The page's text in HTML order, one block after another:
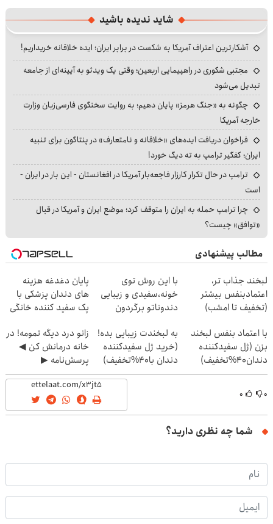
شاید ندیده باشید
آشکارترین اعتراف آمریکا به شکست در برابر ایران؛ ایده خلاقانه خریداریم!
مجتبی شکوری در راهپیمایی اربعین؛ وقتی یک ویدئو به آیینه‌ای از جامعه
تبدیل می‌شود
چگونه به «جنگ هرمز» پایان دهیم؛ به روایت سخنگوی فارسی‌زبان وزارت
خارجه آمریکا
فراخوان دریافت ایده‌های «خلاقانه و نامتعارف» در پنتاگون برای تنبیه
ایران؛ کفگیر ترامپ به ته دیگ خورد!
ترامپ در حال تکرار کارزار فاجعه‌بار آمریکا در افغانستان - این بار در ایران -
است
چرا ترامپ حمله به ایران را متوقف کرد؛ موضع ایران و آمریکا در قبال
«توافق» چیست؟
مطالب پیشنهادی
لبخند جذاب تر،
اعتمادبنفس بیشتر
(تخفیف تا امشب)
با این روش توی
خونه،سفیدی و زیبایی
دندوناتو برگردون
پایان دغدغه هزینه
های دندان پزشکی با
پک سفید کننده خانگی
با اعتماد بنفس لبخند
بزن (ژل سفیدکننده
دندان40%تخفیف)
به لبخندت زیبایی بده!
(خرید ژل سفیدکننده
دندان با40%تخفیف)
زانو درد دیگه تمومه! در
خانه درمانش کن ◀
پرسش‌نامه ▶
۰ ۰
شما چه نظری دارید؟